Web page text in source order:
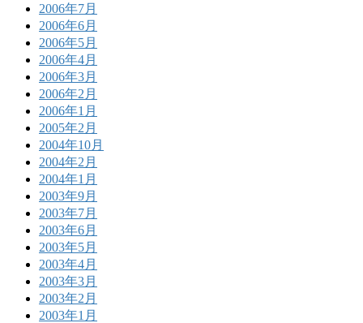
2006年7月
2006年6月
2006年5月
2006年4月
2006年3月
2006年2月
2006年1月
2005年2月
2004年10月
2004年2月
2004年1月
2003年9月
2003年7月
2003年6月
2003年5月
2003年4月
2003年3月
2003年2月
2003年1月